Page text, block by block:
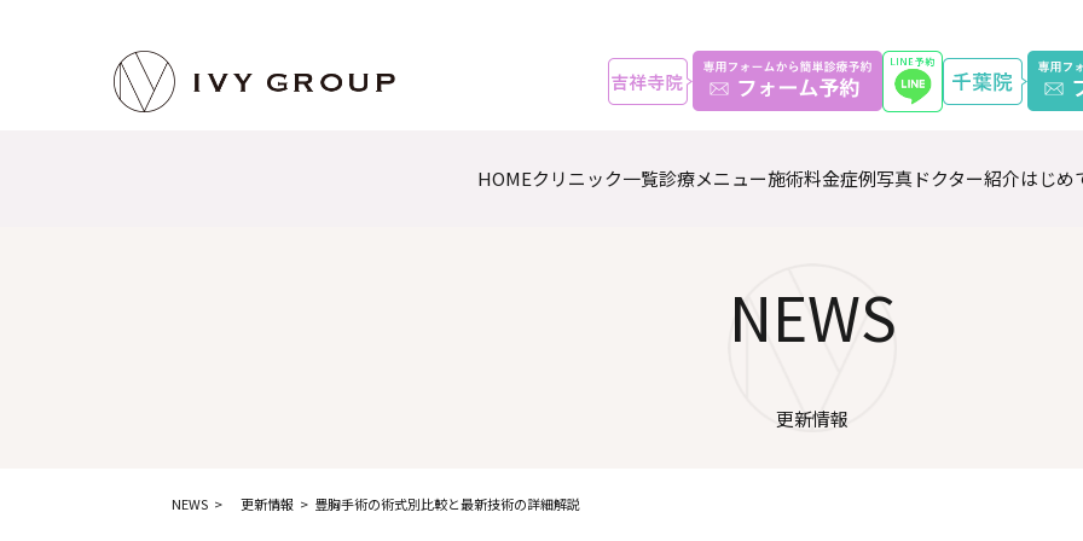
HOMEクリニック一覧診療メニュー施術料金症例写真ドクター紹介はじめ
NEWS
更新情報
NEWS 更新情報 豊胸手術の術式別比較と最新技術の詳細解説